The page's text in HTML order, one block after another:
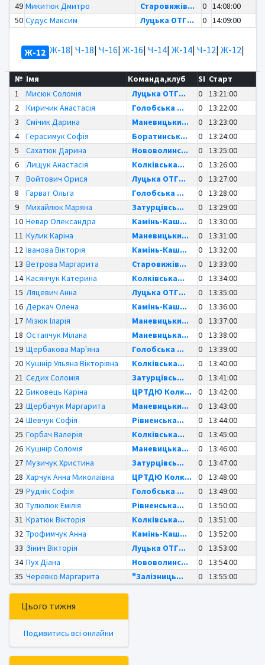
49 Микитюк Дмитро Старовижів... 0 14:08:00
50 Судус Максим Луцька ОТГ... 0 14:09:00
Ж-12 Ж-18| Ч-18| Ч-16| Ж-16| Ч-14| Ж-14| Ч-12| Ж-12|
№ Імя Команда,клуб SI Старт
1
Мисюк Соломія Луцька ОТГ... 0
13:21:00
2
Киричик Анастасія Голобська ... 0
13:22:00
3
Смічик Дарина Маневицьки... 0
13:23:00
4
Герасимук Софія Боратинськ... 0
13:24:00
5
Сахатюк Дарина Нововолинс... 0
13:25:00
6
Лищук Анастасія Колківська... 0
13:26:00
7
Войтович Орися Луцька ОТГ... 0
13:27:00
8
Гарват Ольга Голобська ... 0
13:28:00
9
Михайлюк Маряна Затурцівсь... 0
13:29:00
10 Невар Олександра Камінь-Каш... 0
13:30:00
11 Кулик Каріна Маневицьки... 0
13:31:00
12 Іванова Вікторія Камінь-Каш... 0
13:32:00
13 Ветрова Маргарита Старовижів... 0
13:33:00
14 Касянчук Катерина Колківська... 0
13:34:00
15 Ляцевич Анна Луцька ОТГ... 0
13:35:00
16 Деркач Олена Камінь-Каш... 0
13:36:00
17 Мізюк Іларія Маневицьки... 0
13:37:00
18 Остапчук Мілана Маневицька... 0
13:38:00
19 Щербакова Мар'яна Голобська ... 0
13:39:00
20 Кушнір Ульяна Вікторівна Колківська... 0
13:40:00
21 Сєдих Соломія Затурцівсь... 0
13:41:00
22 Биковець Каріна ЦРТДЮ Колк... 0
13:42:00
23 Щербачук Маргарита Маневицьки... 0
13:43:00
24 Шевчук Софія Рівненська... 0
13:44:00
25 Горбач Валерія Колківська... 0
13:45:00
26 Кушнір Соломія Маневицька... 0
13:46:00
27 Музичук Христина Затурцівсь... 0
13:47:00
28 Харчук Анна Миколаївна ЦРТДЮ Колк... 0
13:48:00
29 Руднік Софія Голобська ... 0
13:49:00
30 Тулюлюк Емілія Рівненська... 0
13:50:00
31 Кратюк Вікторія Колківська... 0
13:51:00
32 Трофимчук Анна Камінь-Каш... 0
13:52:00
33 Зінич Вікторія Луцька ОТГ... 0
13:53:00
34 Пух Діана Нововолинс... 0
13:54:00
35 Черевко Маргарита "Залізниць... 0 13:55:00
Цього тижня
Подивитись всі онлайни